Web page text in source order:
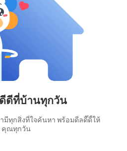
ดีที่บ้านทุกวัน
มีทุกสิ่งที่ใจค้นหา พร้อมดีลดี๊ดี้ให้
คุณทุกวัน